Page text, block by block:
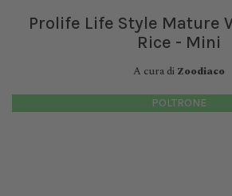
Prolife Life Style Mature
Rice - Mini
A cura di Zoodiaco
POLTRONE